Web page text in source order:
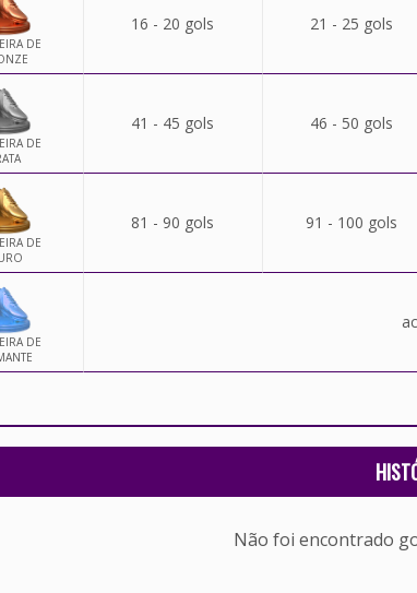
DE
16 - 20 gols 21 - 25 gols
DE
41 - 45 gols 46 - 50 gols
DE
81 - 90 gols 91 - 100 gols
DE
Não foi encontrado